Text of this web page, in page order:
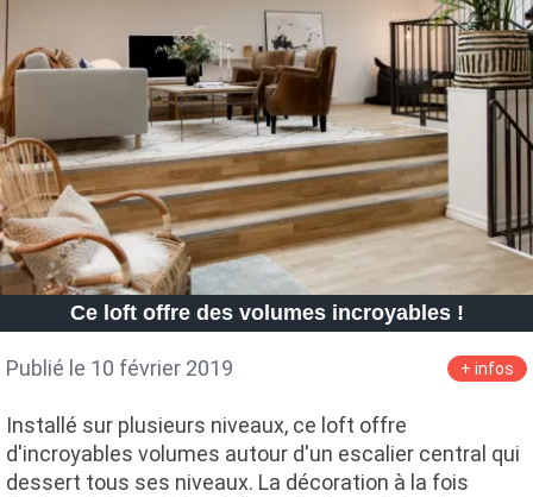
Ce loft offre des volumes incroyables !
Publié le 10 février 2019 + infos
Installé sur plusieurs niveaux, ce loft offre
d'incroyables volumes autour d'un escalier central qui
dessert tous ses niveaux. La décoration à la fois